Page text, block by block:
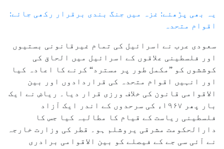
یہ بھی پڑھئے: غزہ میں جنگ بندی برقرار رکھی جائے:
اقوام متحدہ
سعودی عرب نے اسرائیل کی تمام غیرقانونی بستیوں
اور فلسطینی علاقوں کے اسرائیل میں الحاق کی
کوششوں کو ”مکمل طور پر مسترد“ کرنے کا اعادہ کیا
اور انہیں اقوام متحدہ کی قراردادوں اور بین
الاقوامی قانون کی خلاف ورزی قرار دیا۔ ریاض نے ایک
بار پھر ۱۹۶۷ء کی سرحدوں کے اندر ایک آزاد
فلسطینی ریاست کے قیام کا مطالبہ کیا جس کا
دارالحکومت مشرقی یروشلم ہو۔ قطر کی وزارت خارجہ
نے آئی سی جے کے فیصلے کو بین الاقوامی برادری